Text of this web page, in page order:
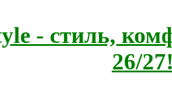
- стиль,
26/